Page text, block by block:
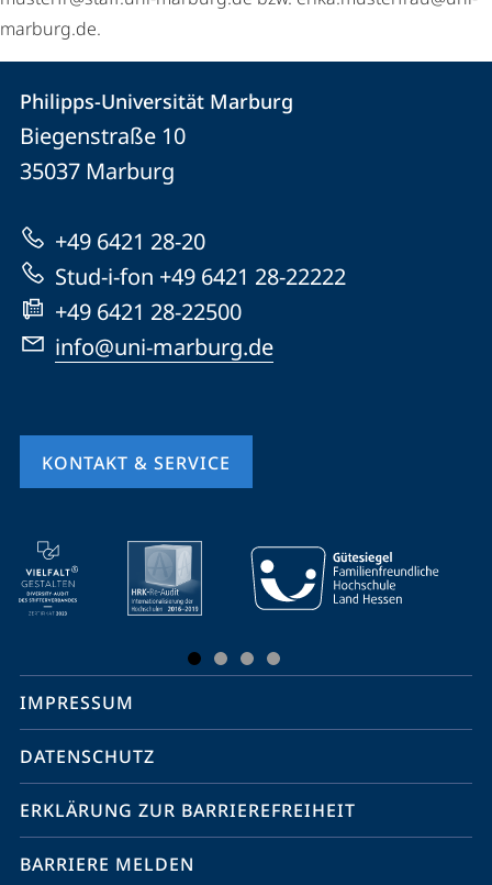
marburg.de.
Kontakt
und
Informationen
zur
Website
Kontaktinformationen
Philipps-
Universität
Philipps-Universität Marburg
Biegenstraße 10
35037 Marburg
+49 6421 28-20
Stud-i-fon +49 6421 28-22222
+49 6421 28-22500
info@uni-marburg.de
KONTAKT & SERVICE
Mobile-
Service-
Navigation
Social
Media
Kontakte
IMPRESSUM
DATENSCHUTZ
ERKLÄRUNG ZUR BARRIEREFREIHEIT
BARRIERE MELDEN